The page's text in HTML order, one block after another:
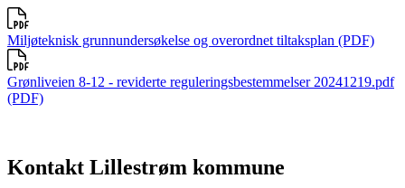
Miljøteknisk grunnundersøkelse og overordnet tiltaksplan (PDF)
Grønliveien 8-12 - reviderte reguleringsbestemmelser 20241219.pdf
(PDF)
Kontakt Lillestrøm kommune